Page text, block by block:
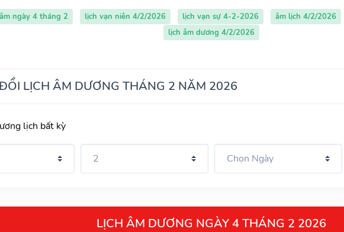
ngày 4 tháng 2 lịch vạn niên 4/2/2026 lịch vạn sự 4-2-2026 âm lịch 4/2/2026
lịch âm dương 4/2/2026
LỊCH ÂM DƯƠNG THÁNG 2 NĂM 2026
lịch bất kỳ
LỊCH ÂM DƯƠNG NGÀY 4 THÁNG 2 2026